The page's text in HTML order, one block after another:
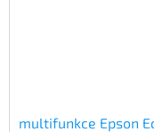
multifunkce Epson